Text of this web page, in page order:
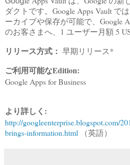
ダクトです。Google Apps Vault で
ーカイブや保存が可能で、Google
のお客さまへ、1 ユーザー月額 5
リリース方式： 早期リリース*
ご利用可能なEdition:
Google Apps for Business
より詳しく:
http://googleenterprise.blogspot.com/
brings-information.html （英語）